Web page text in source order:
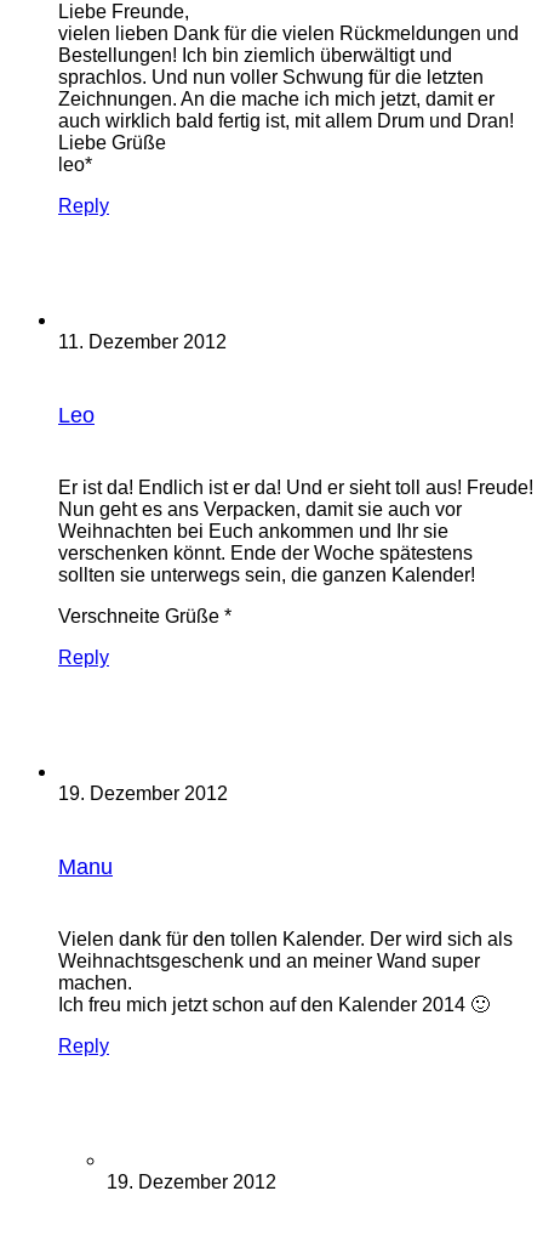
Liebe Freunde,
vielen lieben Dank für die vielen Rückmeldungen und
Bestellungen! Ich bin ziemlich überwältigt und
sprachlos. Und nun voller Schwung für die letzten
Zeichnungen. An die mache ich mich jetzt, damit er
auch wirklich bald fertig ist, mit allem Drum und Dran!
Liebe Grüße
leo*
Reply
11. Dezember 2012
Leo
Er ist da! Endlich ist er da! Und er sieht toll aus! Freude!
Nun geht es ans Verpacken, damit sie auch vor
Weihnachten bei Euch ankommen und Ihr sie
verschenken könnt. Ende der Woche spätestens
sollten sie unterwegs sein, die ganzen Kalender!
Verschneite Grüße *
Reply
19. Dezember 2012
Manu
Vielen dank für den tollen Kalender. Der wird sich als
Weihnachtsgeschenk und an meiner Wand super
machen.
Ich freu mich jetzt schon auf den Kalender 2014 🙂
Reply
19. Dezember 2012